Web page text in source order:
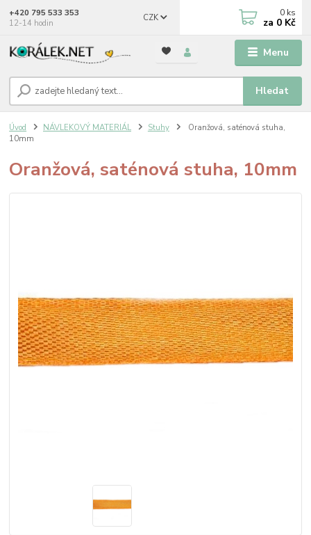
Menu
CZK
Hledat
+420 795 533 353
12-14 hodin
0 ks
za 0 Kč
Úvod NÁVLEKOVÝ MATERIÁL Stuhy
Oranžová, saténová stuha,
10mm
Oranžová, saténová stuha, 10mm